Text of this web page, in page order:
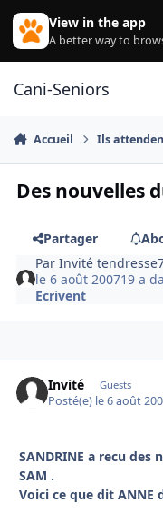
Aller au contenu
View in the app
A better way to
Cani-Seniors
Accueil Ils
Des nouvelles
Partager
ParInvité
le 6 août 200719 a
Ecrivent
Invité Guests
Posté(e) le 6 août
SANDRINE a recu
SAM .
Voici ce que dit ANNE